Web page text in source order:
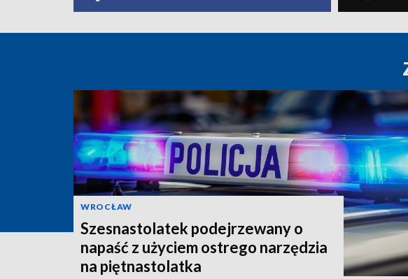
WROCŁAW
Szesnastolatek podejrzewany o
napaść z użyciem ostrego narzędzia
na piętnastolatka